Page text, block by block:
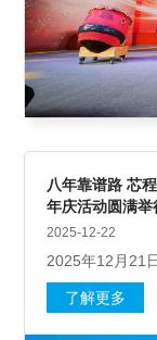
八年靠谱路 芯程共奔赴——首届靠谱文化节开幕式暨八周
年庆活动圆满举
2025-12-22
2025年12月21
巨芯首届靠谱文
化宫隆重举行。
了解更多